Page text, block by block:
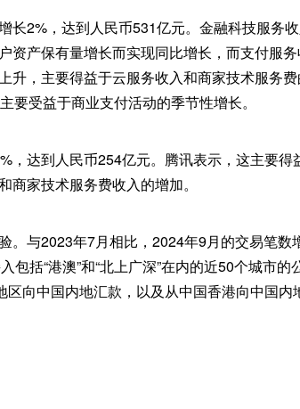
长2%，达到人民币531亿元。金融科技服务
资产保有量增长而实现同比增长，而支付服
升，主要得益于云服务收入和商家技术服务
受益于商业支付活动的季节性增长。
，达到人民币254亿元。腾讯表示，这主要得
家技术服务费收入的增加。
。与2023年7月相比，2024年9月的交易笔数
括“港澳”和“北上广深”在内的近50个城市的
向中国内地汇款，以及从中国香港向中国内